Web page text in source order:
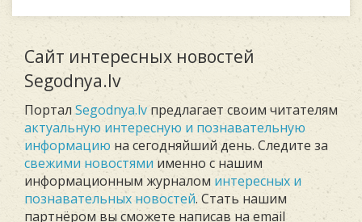
Сайт интересных новостей
Segodnya.lv
Портал Segodnya.lv предлагает своим читателям
актуальную интересную и познавательную
информацию на сегодняйший день. Следите за
свежими новостями именно с нашим
информационным журналом интересных и
познавательных новостей. Стать нашим
партнёром вы сможете написав на email